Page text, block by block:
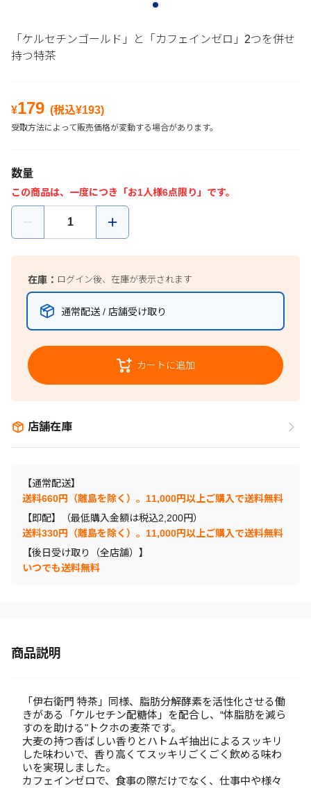
「ケルセチンゴールド」と「カフェインゼロ」2つを併せ
持つ特茶
¥179 (税込¥193)
受取方法によって販売価格が変動する場合があります。
数量
この商品は、一度につき「お1人様6点限り」です。
在庫： ログイン後、在庫が表示されます
通常配送 / 店舗受け取り
カートに追加
店舗在庫
【通常配送】
送料660円（離島を除く）。11,000円以上ご購入で送料無料
【即配】（最低購入金額は税込2,200円）
送料330円（離島を除く）。11,000円以上ご購入で送料無料
【後日受け取り（全店舗）】
いつでも送料無料
商品説明
「伊右衛門 特茶」同様、脂肪分解酵素を活性化させる働
きがある「ケルセチン配糖体」を配合し、“体脂肪を減ら
すのを助ける"トクホの麦茶です。
大麦の持つ香ばしい香りとハトムギ抽出によるスッキリ
した味わいで、香り高くてスッキリごくごく飲める味わ
いを実現しました。
カフェインゼロで、食事の際だけでなく、仕事中や様々